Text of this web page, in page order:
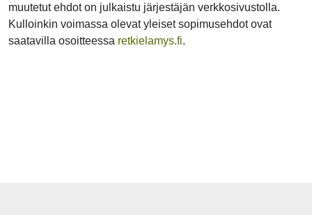
muutetut ehdot on julkaistu järjestäjän verkkosivustolla.
Kulloinkin voimassa olevat yleiset sopimusehdot ovat
saatavilla osoitteessa retkielamys.fi.